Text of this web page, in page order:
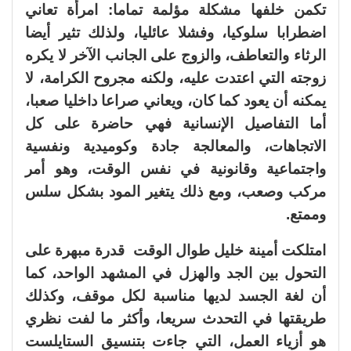
تكمن خلفها مشكلة مؤلمة تماما: امرأة تعاني
اضطرابا سلوكيا، وفشلا عائليا، ولذلك تثير أيضا
الرثاء والتعاطف، والزوج على الجانب الآخر لا يكره
زوجته التي اعتدت عليه، ولكنه مجروح الكرامة، لا
يمكنه أن يعود كما كان، ويعاني صراعا داخليا صعبا،
أما التفاصيل الإنسانية فهي حاضرة على كل
الاتجاهات، والمعالجة جادة وكوميدية ونفسية
واجتماعية وقانونية في نفس الوقت، وهو أمر
مركب وصعب، ومع ذلك يتغير المود بشكل سلس
وممتع.
امتلكت أمينة خليل طوال الوقت قدرة مبهرة على
التحول بين الجد والهزل في المشهد الواحد، كما
أن لغة الجسد لديها مناسبة لكل موقف، وكذلك
طريقتها في التحدث سريعا، وأكثر ما لفت نظري
هو أزياء العمل، التي جاءت بتنسيق الستايلست